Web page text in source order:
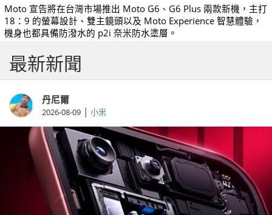
Moto 宣告將在台灣市場推出 Moto G6、G6 Plus 兩款新機，主打
18：9 的螢幕設計、雙主鏡頭以及 Moto Experience 智慧體驗，
機身也都具備防潑水的 p2i 奈米防水塗層。
最新新聞
丹尼爾
2026-08-09 | 小米